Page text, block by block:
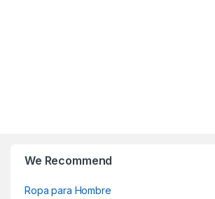
We Recommend
Ropa para Hombre